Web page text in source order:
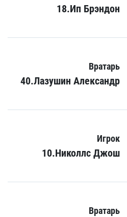
18.Ип Брэндон
Вратарь
40.Лазушин Александр
Игрок
10.Николлс Джош
Вратарь